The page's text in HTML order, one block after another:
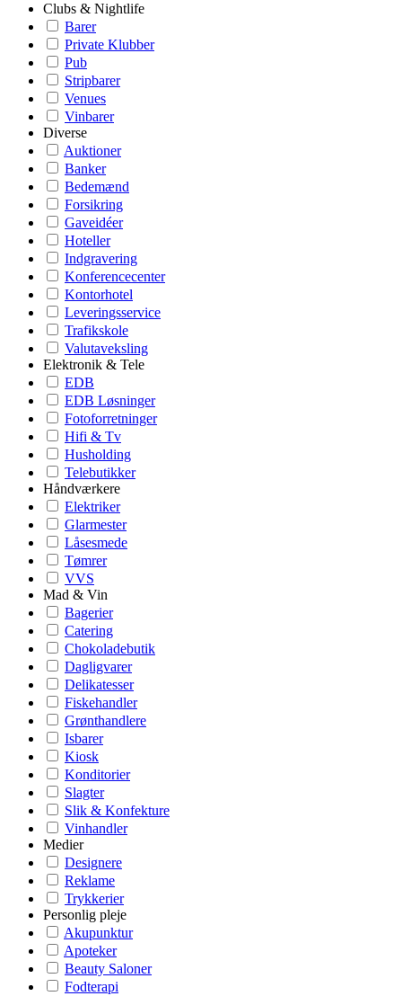
Clubs & Nightlife
Barer
Private Klubber
Pub
Stripbarer
Venues
Vinbarer
Diverse
Auktioner
Banker
Bedemænd
Forsikring
Gaveidéer
Hoteller
Indgravering
Konferencecenter
Kontorhotel
Leveringsservice
Trafikskole
Valutaveksling
Elektronik & Tele
EDB
EDB Løsninger
Fotoforretninger
Hifi & Tv
Husholding
Telebutikker
Håndværkere
Elektriker
Glarmester
Låsesmede
Tømrer
VVS
Mad & Vin
Bagerier
Catering
Chokoladebutik
Dagligvarer
Delikatesser
Fiskehandler
Grønthandlere
Isbarer
Kiosk
Konditorier
Slagter
Slik & Konfekture
Vinhandler
Medier
Designere
Reklame
Trykkerier
Personlig pleje
Akupunktur
Apoteker
Beauty Saloner
Fodterapi